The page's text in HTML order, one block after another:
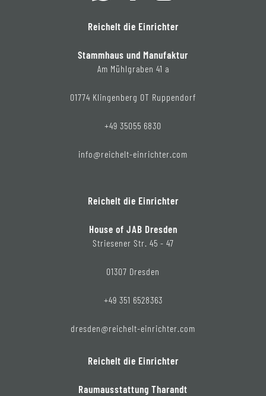
Reichelt die Einrichter
Stammhaus und Manufaktur
Am Mühlgraben 41 a
01774 Klingenberg OT Ruppendorf
+49 35055 6830
info@reichelt-einrichter.com
Reichelt die Einrichter
House of JAB Dresden
Striesener Str. 45 - 47
01307 Dresden
+49 351 6528363
dresden@reichelt-einrichter.com
Reichelt die Einrichter
Raumausstattung Tharandt